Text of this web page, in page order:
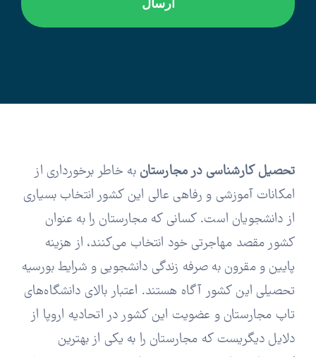
تحصیل کارشناسی در مجارستان به خاطر برخورداری از
امکانات آموزشی و رفاهی عالی این کشور انتخاب بسیاری
از دانشجویان است. کسانی که مجارستان را به عنوان
کشور مقصد مهاجرتی خود انتخاب می‌کنند، از هزینه
پایین و مقرون به صرفه زندگی دانشجویی و شرایط بورسیه
تحصیلی این کشور آگاه هستند. اعتبار بالای دانشگاه‌های
تاپ مجارستان و عضویت این کشور در اتحادیه اروپا از
دلایل دیگریست که مجارستان را به یکی از بهترین